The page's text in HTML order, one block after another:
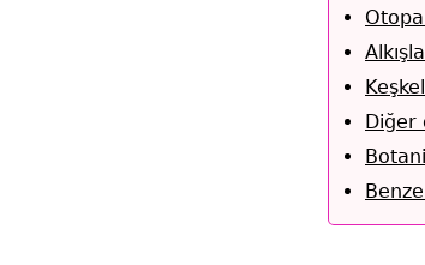
Diğer